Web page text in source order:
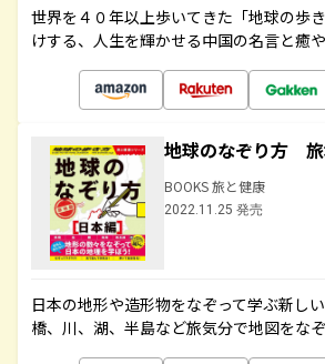
世界を４０年以上歩いてきた「地球の歩
けする、人生を輝かせる中国の名言と癒
地球のなぞり方
BOOKS 旅と健康
2022.11.25 発売
日本の地形や造形物をなぞって学ぶ新し
橋、川、湖、半島など旅気分で地図をな